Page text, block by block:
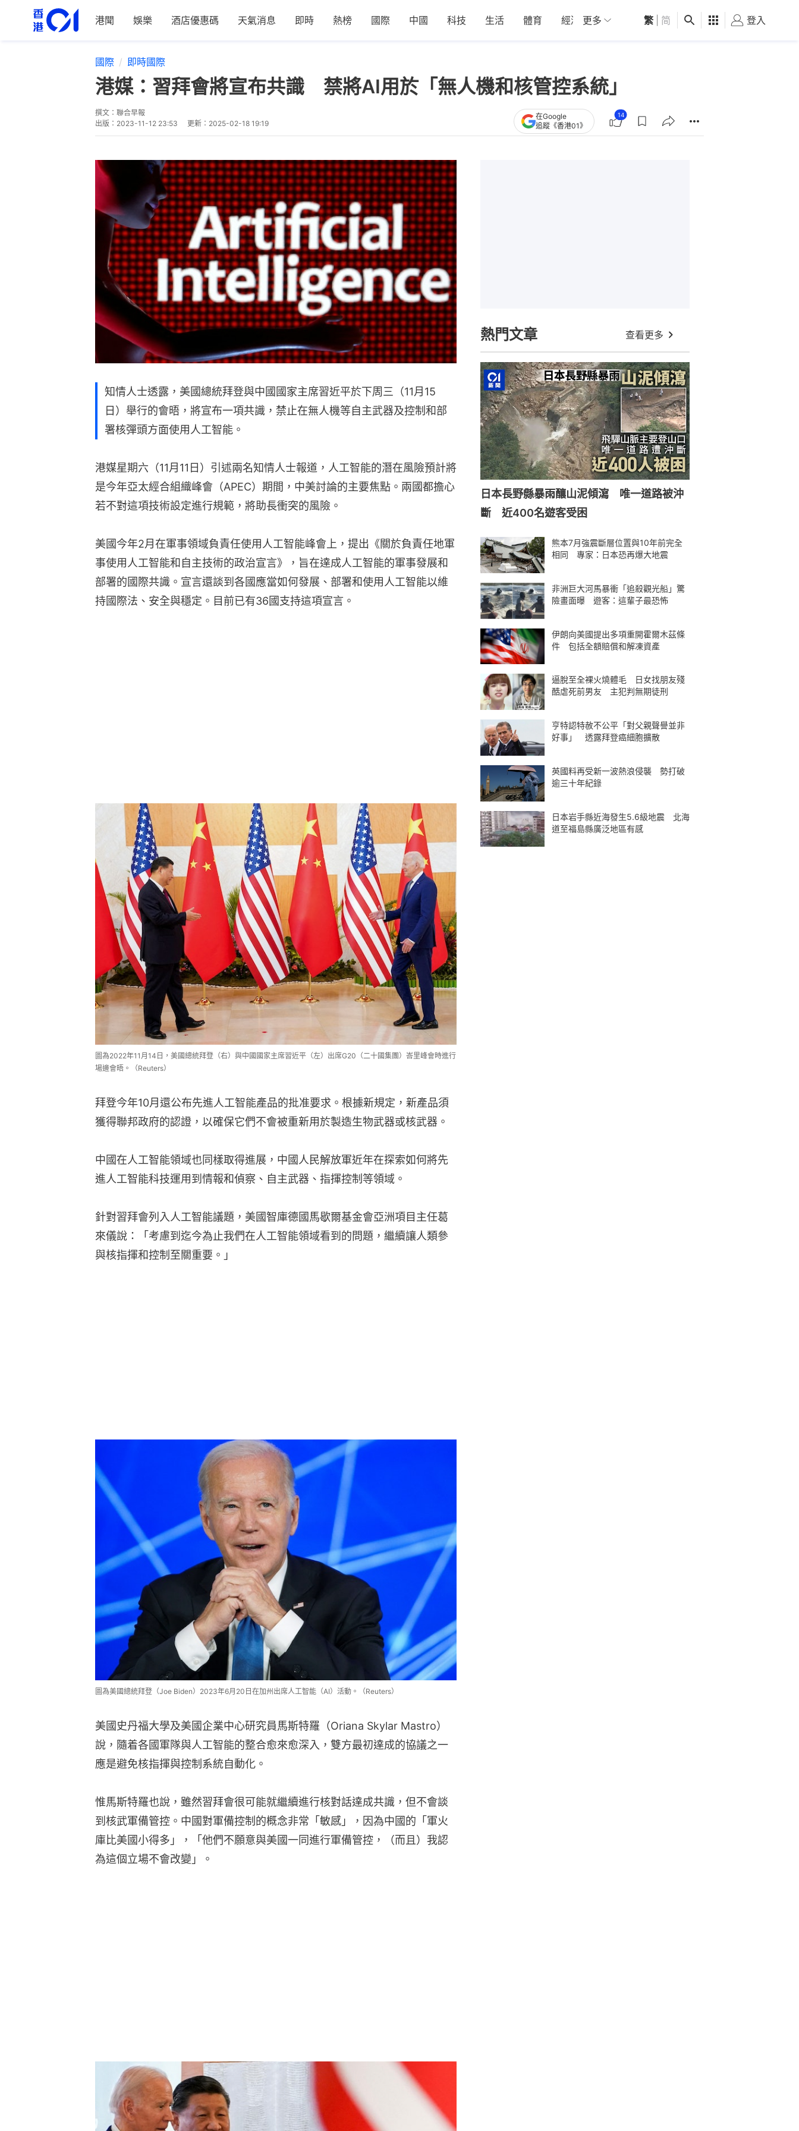
港聞 娛樂 酒店優惠碼 天氣消息 即時 熱榜 國際 中國 科技 生活 體育 經濟 01深圳 觀點 健康 好食玩飛
更多 繁 简 登入
國際 即時國際
港媒：習拜會將宣布共識 禁將AI用於「無人機和核管控系統」
撰文： 聯合早報
出版： 2023-11-12 23:53 更新： 2025-02-18 19:19
在Google
追蹤《香港01》
14
知情人士透露，美國總統拜登與中國國家主席習近平於下周三（11月15
日）舉行的會晤，將宣布一項共識，禁止在無人機等自主武器及控制和部
署核彈頭方面使用人工智能。
港媒星期六（11月11日）引述兩名知情人士報道，人工智能的潛在風險預計將
是今年亞太經合組織峰會（APEC）期間，中美討論的主要焦點。兩國都擔心
若不對這項技術設定進行規範，將助長衝突的風險。
美國今年2月在軍事領域負責任使用人工智能峰會上，提出《關於負責任地軍
事使用人工智能和自主技術的政治宣言》，旨在達成人工智能的軍事發展和
部署的國際共識。宣言還談到各國應當如何發展、部署和使用人工智能以維
持國際法、安全與穩定。目前已有36國支持這項宣言。
圖為2022年11月14日，美國總統拜登（右）與中國國家主席習近平（左）出席G20（二十國集團）峇里峰會時進行
場邊會晤。（Reuters）
拜登今年10月還公布先進人工智能產品的批准要求。根據新規定，新產品須
獲得聯邦政府的認證，以確保它們不會被重新用於製造生物武器或核武器。
中國在人工智能領域也同樣取得進展，中國人民解放軍近年在探索如何將先
進人工智能科技運用到情報和偵察、自主武器、指揮控制等領域。
針對習拜會列入人工智能議題，美國智庫德國馬歇爾基金會亞洲項目主任葛
來儀說：「考慮到迄今為止我們在人工智能領域看到的問題，繼續讓人類參
與核指揮和控制至關重要。」
圖為美國總統拜登（Joe Biden）2023年6月20日在加州出席人工智能（AI）活動。（Reuters）
美國史丹福大學及美國企業中心研究員馬斯特羅（Oriana Skylar Mastro）
說，隨着各國軍隊與人工智能的整合愈來愈深入，雙方最初達成的協議之一
應是避免核指揮與控制系統自動化。
惟馬斯特羅也說，雖然習拜會很可能就繼續進行核對話達成共識，但不會談
到核武軍備管控。中國對軍備控制的概念非常「敏感」，因為中國的「軍火
庫比美國小得多」，「他們不願意與美國一同進行軍備管控，（而且）我認
為這個立場不會改變」。
熱門文章 查看更多
日本長野縣暴雨釀山泥傾瀉 唯一道路被沖
斷 近400名遊客受困
熊本7月強震斷層位置與10年前完全
相同 專家：日本恐再爆大地震
非洲巨大河馬暴衝「追殺觀光船」驚
險畫面曝 遊客：這輩子最恐怖
伊朗向美國提出多項重開霍爾木茲條
件 包括全額賠償和解凍資產
逼脫至全裸火燒體毛 日女找朋友殘
酷虐死前男友 主犯判無期徒刑
亨特認特赦不公平「對父親聲譽並非
好事」 透露拜登癌細胞擴散
英國料再受新一波熱浪侵襲 勢打破
逾三十年紀錄
日本岩手縣近海發生5.6級地震 北海
道至福島縣廣泛地區有感